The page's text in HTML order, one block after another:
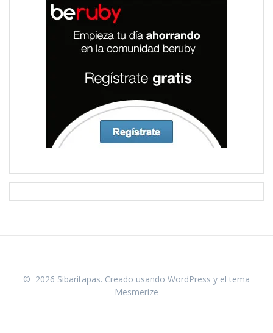
© 2026 Sibaritapas. Creado usando WordPress y el tema
Mesmerize